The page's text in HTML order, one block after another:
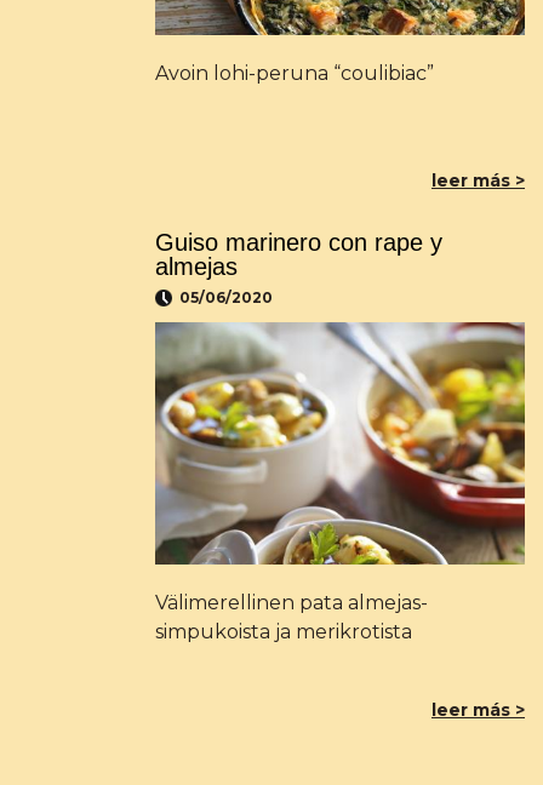
Avoin lohi-peruna “coulibiac”
leer más >
Guiso marinero con rape y
almejas
05/06/2020
Välimerellinen pata almejas-
simpukoista ja merikrotista
leer más >